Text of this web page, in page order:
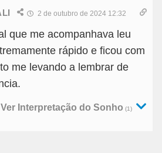
2 de outubro de 2024 12:32
que me acompanhava leu
rápido e ficou com
me levando a lembrar de
Ver Interpretação do Sonho (1)